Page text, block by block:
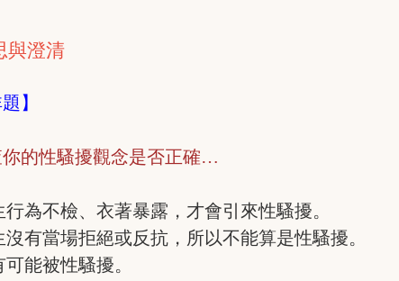
與澄清
】
的性騷擾觀念是否正確…
行為不檢、衣著暴露，才會引來性騷擾。
沒有當場拒絕或反抗，所以不能算是性騷擾。
能被性騷擾。